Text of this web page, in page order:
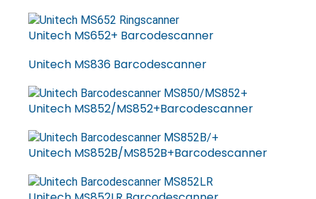
Unitech MS652+ Barcodescanner
Unitech MS836 Barcodescanner
Unitech MS852/MS852+Barcodescanner
Unitech MS852B/MS852B+Barcodescanner